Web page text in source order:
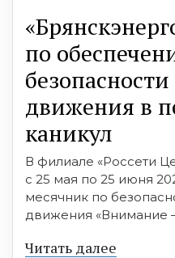
по
движения в
каникул
В филиале «Россети
с 25 мая по 25 июня
месячник по
движения «Внимание
Читать далее